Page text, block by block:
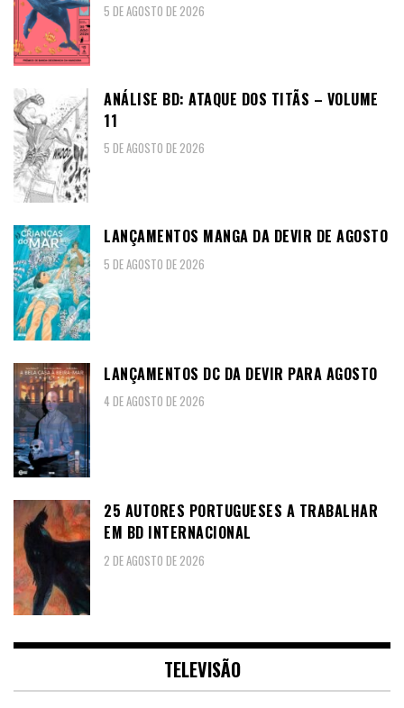
5 DE AGOSTO DE 2026
ANÁLISE BD: ATAQUE DOS TITÃS – VOLUME
11
5 DE AGOSTO DE 2026
LANÇAMENTOS MANGA DA DEVIR DE AGOSTO
5 DE AGOSTO DE 2026
LANÇAMENTOS DC DA DEVIR PARA AGOSTO
4 DE AGOSTO DE 2026
25 AUTORES PORTUGUESES A TRABALHAR
EM BD INTERNACIONAL
2 DE AGOSTO DE 2026
TELEVISÃO